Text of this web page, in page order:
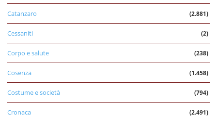
Catanzaro (2.881)
Cessaniti (2)
Corpo e salute (238)
Cosenza (1.458)
Costume e società (794)
Cronaca (2.491)